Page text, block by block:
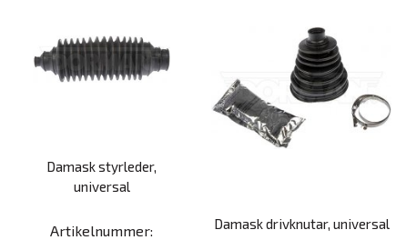
Damask styrleder,
universal
Artikelnummer:
Damask drivknutar, universal